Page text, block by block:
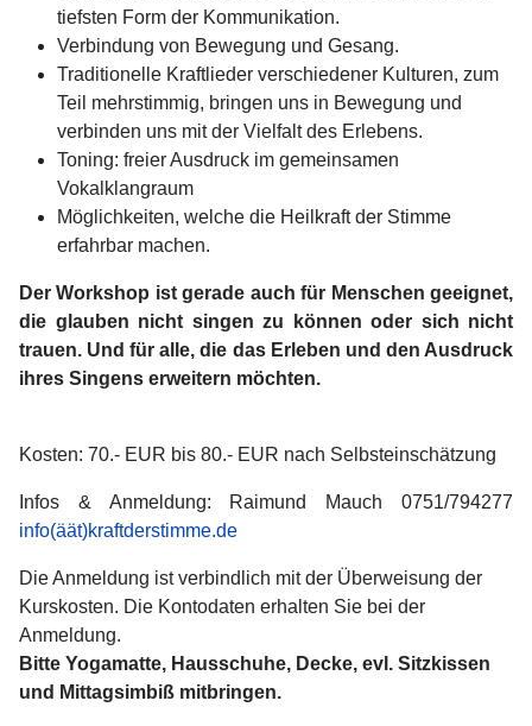
tiefsten Form der Kommunikation.
Verbindung von Bewegung und Gesang.
Traditionelle Kraftlieder verschiedener Kulturen, zum
Teil mehrstimmig, bringen uns in Bewegung und
verbinden uns mit der Vielfalt des Erlebens.
Toning: freier Ausdruck im gemeinsamen
Vokalklangraum
Möglichkeiten, welche die Heilkraft der Stimme
erfahrbar machen.
Der Workshop ist gerade auch für Menschen geeignet,
die glauben nicht singen zu können oder sich nicht
trauen. Und für alle, die das Erleben und den Ausdruck
ihres Singens erweitern möchten.
Kosten: 70.- EUR bis 80.- EUR nach Selbsteinschätzung
Infos & Anmeldung: Raimund Mauch 0751/794277
info(äät)kraftderstimme.de
Die Anmeldung ist verbindlich mit der Überweisung der
Kurskosten. Die Kontodaten erhalten Sie bei der
Anmeldung.
Bitte Yogamatte, Hausschuhe, Decke, evl. Sitzkissen
und Mittagsimbiß mitbringen.